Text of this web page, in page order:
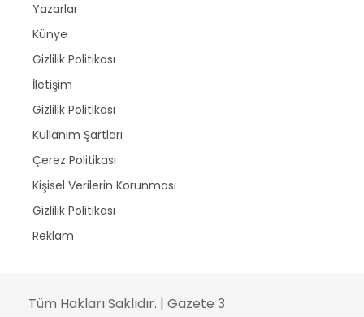
Yazarlar
Künye
Gizlilik Politikası
İletişim
Gizlilik Politikası
Kullanım Şartları
Çerez Politikası
Kişisel Verilerin Korunması
Gizlilik Politikası
Reklam
Tüm Hakları Saklıdır. | Gazete 3